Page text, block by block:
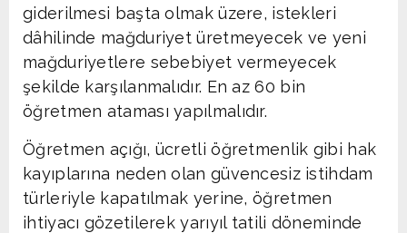
giderilmesi başta olmak üzere, istekleri
dâhilinde mağduriyet üretmeyecek ve yeni
mağduriyetlere sebebiyet vermeyecek
şekilde karşılanmalıdır. En az 60 bin
öğretmen ataması yapılmalıdır.
Öğretmen açığı, ücretli öğretmenlik gibi hak
kayıplarına neden olan güvencesiz istihdam
türleriyle kapatılmak yerine, öğretmen
ihtiyacı gözetilerek yarıyıl tatili döneminde